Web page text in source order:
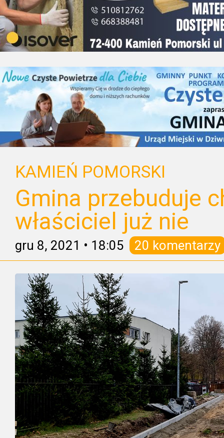
KAMIEŃ POMORSKI
Gmina przebuduje
właściciel już nie
gru 8, 2021 • 18:05 20 komentarzy